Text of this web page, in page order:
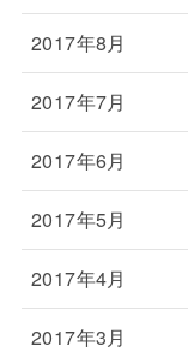
2017年8月
2017年7月
2017年6月
2017年5月
2017年4月
2017年3月